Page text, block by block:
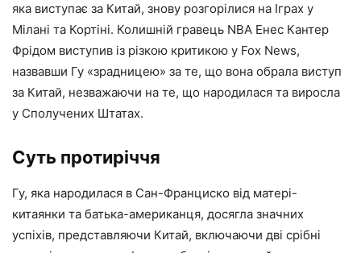
яка виступає за Китай, знову розгорілися на Іграх у
Мілані та Кортіні. Колишній гравець NBA Енес Кантер
Фрідом виступив із різкою критикою у Fox News,
назвавши Гу «зрадницею» за те, що вона обрала виступ
за Китай, незважаючи на те, що народилася та виросла
у Сполучених Штатах.
Суть протиріччя
Гу, яка народилася в Сан-Франциско від матері-
китаянки та батька-американця, досягла значних
успіхів, представляючи Китай, включаючи дві срібні